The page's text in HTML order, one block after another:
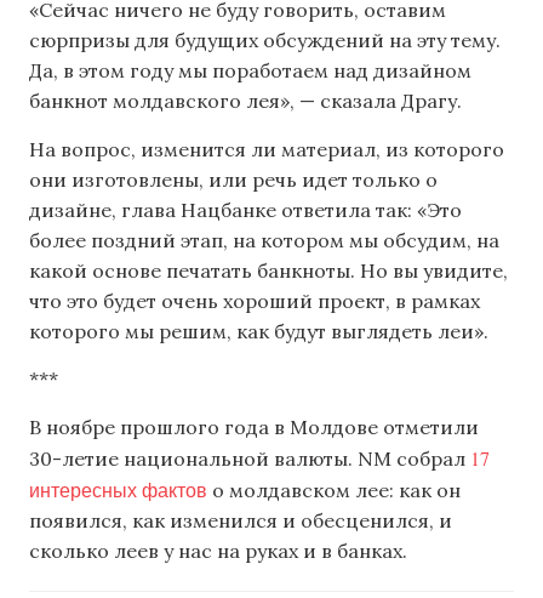
«Сейчас ничего не буду говорить, оставим
сюрпризы для будущих обсуждений на эту тему.
Да, в этом году мы поработаем над дизайном
банкнот молдавского лея», — сказала Драгу.
На вопрос, изменится ли материал, из которого
они изготовлены, или речь идет только о
дизайне, глава Нацбанке ответила так: «Это
более поздний этап, на котором мы обсудим, на
какой основе печатать банкноты. Но вы увидите,
что это будет очень хороший проект, в рамках
которого мы решим, как будут выглядеть леи».
***
В ноябре прошлого года в Молдове отметили
30-летие национальной валюты. NM собрал 17
интересных фактов о молдавском лее: как он
появился, как изменился и обесценился, и
сколько леев у нас на руках и в банках.